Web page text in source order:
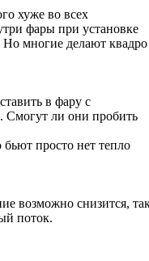
хуже во всех
фары при установке
Но многие делают квадро
в фару с
Смогут ли они пробить
просто нет тепло
возможно снизится,
поток.